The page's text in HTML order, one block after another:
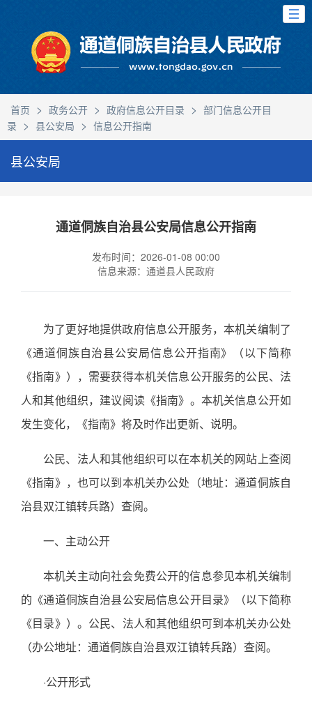
首页 > 政务公开 > 政府信息公开目录 > 部门信息公开目
录 > 县公安局 > 信息公开指南
县公安局
通道侗族自治县公安局信息公开指南
发布时间：2026-01-08 00:00
信息来源：通道县人民政府
为了更好地提供政府信息公开服务，本机关编制了
《通道侗族自治县公安局信息公开指南》（以下简称
《指南》），需要获得本机关信息公开服务的公民、法
人和其他组织，建议阅读《指南》。本机关信息公开如
发生变化，《指南》将及时作出更新、说明。
公民、法人和其他组织可以在本机关的网站上查阅
《指南》，也可以到本机关办公处（地址：通道侗族自
治县双江镇转兵路）查阅。
一、主动公开
本机关主动向社会免费公开的信息参见本机关编制
的《通道侗族自治县公安局信息公开目录》（以下简称
《目录》）。公民、法人和其他组织可到本机关办公处
（办公地址：通道侗族自治县双江镇转兵路）查阅。
·公开形式